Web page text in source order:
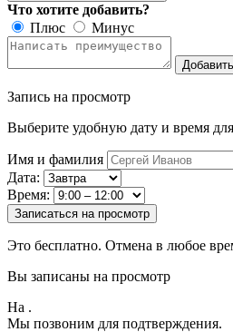
Что хотите добавить?
Плюс
Минус
Добавить
Запись на просмотр
Выберите удобную дату и время
Имя и фамилия
Дата:
Время:
Записаться на просмотр
Это бесплатно. Отмена в любое
Вы записаны на просмотр
На .
Мы позвоним для подтверждения.